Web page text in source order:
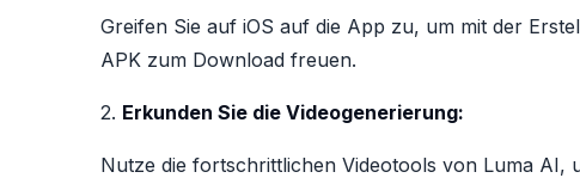
Greifen Sie auf iOS auf die App zu, um mit der
APK zum Download freuen.
2. Erkunden Sie die Videogenerierung:
Nutze die fortschrittlichen Videotools von Luma AI,